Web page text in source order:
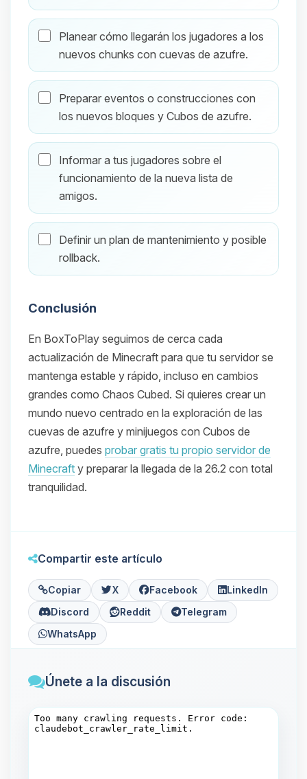
Planear cómo llegarán los jugadores a los
nuevos chunks con cuevas de azufre.
Preparar eventos o construcciones con
los nuevos bloques y Cubos de azufre.
Informar a tus jugadores sobre el
funcionamiento de la nueva lista de
amigos.
Definir un plan de mantenimiento y posible
rollback.
Conclusión
En BoxToPlay seguimos de cerca cada
actualización de Minecraft para que tu servidor se
mantenga estable y rápido, incluso en cambios
grandes como Chaos Cubed. Si quieres crear un
mundo nuevo centrado en la exploración de las
cuevas de azufre y minijuegos con Cubos de
azufre, puedes probar gratis tu propio servidor de
Minecraft y preparar la llegada de la 26.2 con total
tranquilidad.
Compartir este artículo
Copiar X Facebook
LinkedIn
Discord
Reddit
Telegram
WhatsApp
Únete a la discusión